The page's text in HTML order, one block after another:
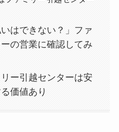
はできない？」ファ
の営業に確認してみ
リー引越センターは安
価値あり